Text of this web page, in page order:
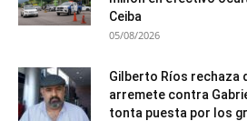
Ceiba
05/08/2026
Gilberto Ríos rechaza
arremete contra
tonta puesta por los